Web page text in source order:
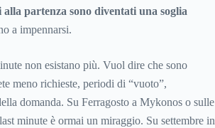
partenza sono diventati una soglia
a impennarsi.
non esistano più. Vuol dire che sono
meno richieste, periodi di “vuoto”,
domanda. Su Ferragosto a Mykonos o sulle
minute è ormai un miraggio. Su settembre in